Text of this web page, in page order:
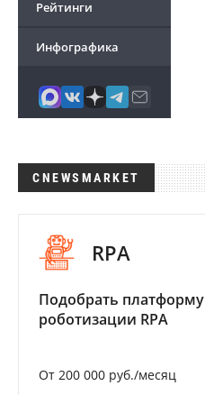
Рейтинги
Инфографика
CNEWSMARKET
RPA
Подобрать платформу
роботизации RPA
От 200 000 руб./месяц